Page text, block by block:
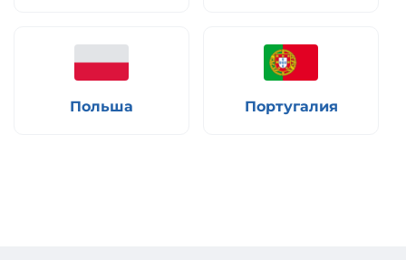
Польша Португалия